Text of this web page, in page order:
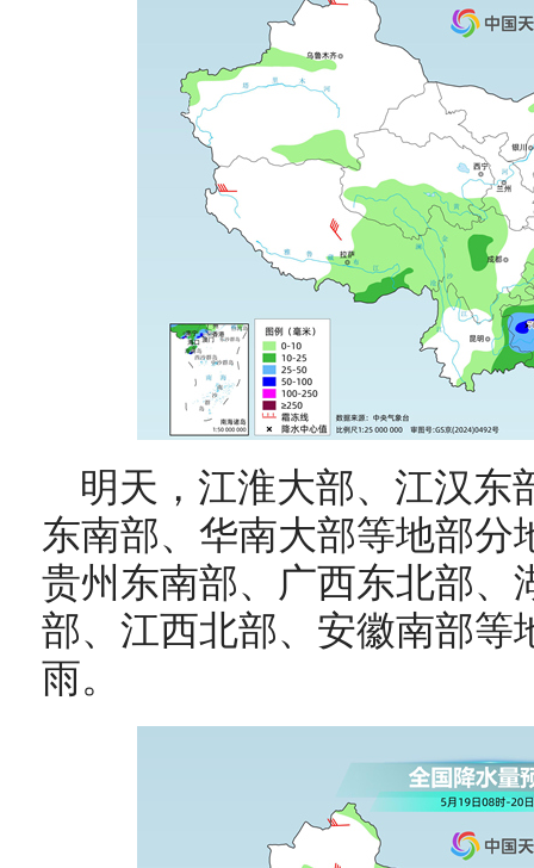
明天， 江淮大部、江汉东
东南部、华南大部等地部分
贵州东南部、广西东北部、
部、江西北部、安徽南部等
雨。